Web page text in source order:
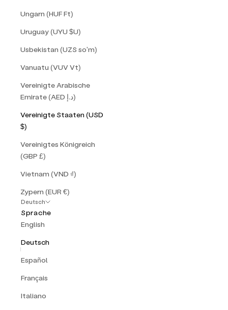
Ungarn (HUF Ft)
Uruguay (UYU $U)
Usbekistan (UZS so'm)
Vanuatu (VUV Vt)
Vereinigte Arabische
Emirate (AED د.إ)
Vereinigte Staaten (USD
$)
Vereinigtes Königreich
(GBP £)
Vietnam (VND ₫)
Zypern (EUR €)
Deutsch
Sprache
English
Deutsch
Español
Français
Italiano